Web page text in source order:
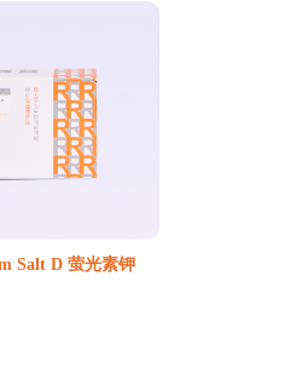
Salt D 萤光素钾